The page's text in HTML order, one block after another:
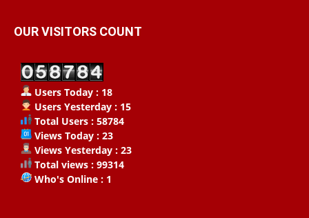
OUR VISITORS COUNT
Users Today : 18
Users Yesterday : 15
Total Users : 58784
Views Today : 23
Views Yesterday : 23
Total views : 99314
Who's Online : 1